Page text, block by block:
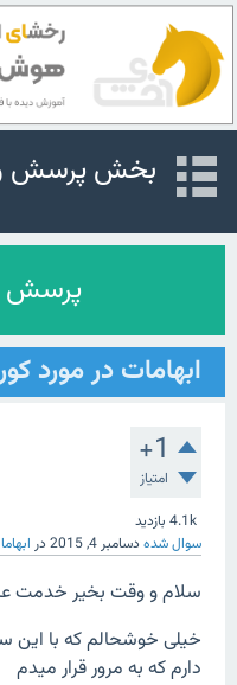
بخش پرسش و
پرسش
ابهامات در مورد
+1
امتیاز
4.1k بازدید
سوال شده دسامبر 4, 2015 در
سلام و وقت بخیر خدمت
خیلی خوشحالم که با این
دارم که به مرور قرار میدم